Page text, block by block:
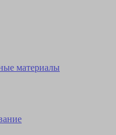
материалы